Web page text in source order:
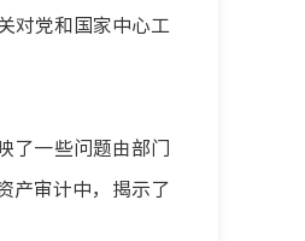
对党和国家中心工
了一些问题由部门
产审计中，揭示了